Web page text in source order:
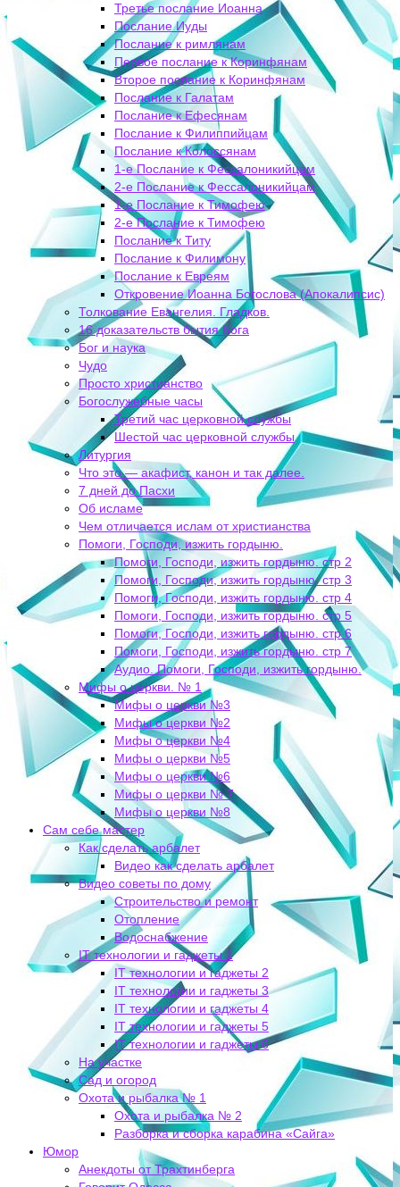
Третье послание Иоанна
Послание Иуды
Послание к римлянам
Первое послание к Коринфянам
Второе послание к Коринфянам
Послание к Галатам
Послание к Ефесянам
Послание к Филиппийцам
Послание к Колоссянам
1-е Послание к Фессалоникийцам
2-е Послание к Фессалоникийцам
1-е Послание к Тимофею
2-е Послание к Тимофею
Послание к Титу
Послание к Филимону
Послание к Евреям
Откровение Иоанна Богослова (Апокалипсис)
Толкование Евангелия. Гладков.
16 доказательств бытия Бога
Бог и наука
Чудо
Просто христианство
Богослужебные часы
Третий час церковной службы
Шестой час церковной службы
Литургия
Что это — акафист, канон и так далее.
7 дней до Пасхи
Об исламе
Чем отличается ислам от христианства
Помоги, Господи, изжить гордыню.
Помоги, Господи, изжить гордыню. стр 2
Помоги, Господи, изжить гордыню. стр 3
Помоги, Господи, изжить гордыню. стр 4
Помоги, Господи, изжить гордыню. стр 5
Помоги, Господи, изжить гордыню. стр 6
Помоги, Господи, изжить гордыню. стр 7
Аудио. Помоги, Господи, изжить гордыню.
Мифы о церкви. № 1
Мифы о церкви №3
Мифы о церкви №2
Мифы о церкви №4
Мифы о церкви №5
Мифы о церкви №6
Мифы о церкви № 7
Мифы о церкви №8
Сам себе мастер
Как сделать арбалет
Видео как сделать арбалет
Видео советы по дому
Строительство и ремонт
Отопление
Водоснабжение
IT технологии и гаджеты 1
IT технологии и гаджеты 2
IT технологии и гаджеты 3
IT технологии и гаджеты 4
IT технологии и гаджеты 5
IT технологии и гаджеты 6
На участке
Сад и огород
Охота и рыбалка № 1
Охота и рыбалка № 2
Разборка и сборка карабина «Сайга»
Юмор
Анекдоты от Трахтинберга